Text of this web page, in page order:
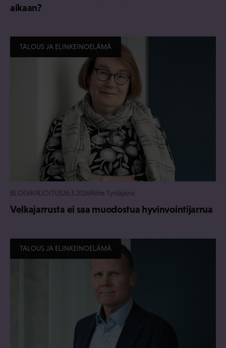
aikaan?
TALOUS JA ELINKEINOELÄMÄ
BLOGIKIRJOITUS26.5.2026Riitta Työläjärvi
Velkajarrusta ei saa muodostua hyvinvointijarrua
TALOUS JA ELINKEINOELÄMÄ